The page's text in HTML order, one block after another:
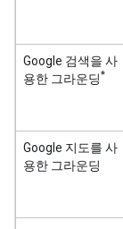
Google 검색을 사
용한 그라운딩*
Google 지도를 사
용한 그라운딩